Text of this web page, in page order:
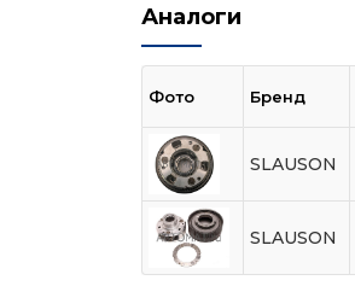
Аналоги
Фото Бренд
SLAUSON
SLAUSON